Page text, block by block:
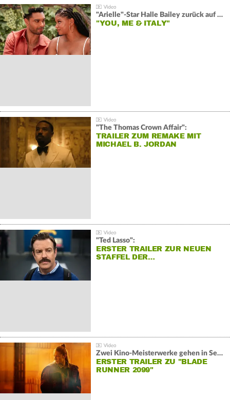
"Arielle"-Star Halle Bailey zurück auf der Leinwand:
"YOU, ME & ITALY"
"The Thomas Crown Affair":
TRAILER ZUM REMAKE MIT
MICHAEL B. JORDAN
"Ted Lasso":
ERSTER TRAILER ZUR NEUEN
STAFFEL DER…
Zwei Kino-Meisterwerke gehen in Serie:
ERSTER TRAILER ZU "BLADE
RUNNER 2099"